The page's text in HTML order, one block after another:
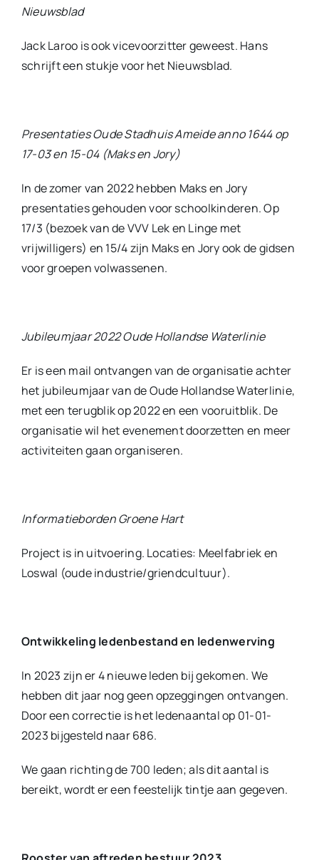
Nieuwsblad
Jack Laroo is ook vicevoorzitter geweest. Hans
schrijft een stukje voor het Nieuwsblad.
Presentaties Oude Stadhuis Ameide anno 1644 op
17-03 en 15-04 (Maks en Jory)
In de zomer van 2022 hebben Maks en Jory
presentaties gehouden voor schoolkinderen. Op
17/3 (bezoek van de VVV Lek en Linge met
vrijwilligers) en 15/4 zijn Maks en Jory ook de gidsen
voor groepen volwassenen.
Jubileumjaar 2022 Oude Hollandse Waterlinie
Er is een mail ontvangen van de organisatie achter
het jubileumjaar van de Oude Hollandse Waterlinie,
met een terugblik op 2022 en een vooruitblik. De
organisatie wil het evenement doorzetten en meer
activiteiten gaan organiseren.
Informatieborden Groene Hart
Project is in uitvoering. Locaties: Meelfabriek en
Loswal (oude industrie/griendcultuur).
Ontwikkeling ledenbestand en ledenwerving
In 2023 zijn er 4 nieuwe leden bij gekomen. We
hebben dit jaar nog geen opzeggingen ontvangen.
Door een correctie is het ledenaantal op 01-01-
2023 bijgesteld naar 686.
We gaan richting de 700 leden; als dit aantal is
bereikt, wordt er een feestelijk tintje aan gegeven.